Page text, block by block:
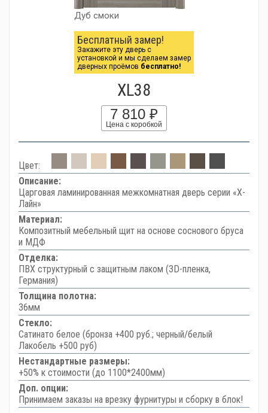
Дуб смоки
Бесплатный замер!
Закажите эту дверь с
установкой и мы сделаем замер
дверных проёмов бесплатно!
XL38
7 810 ₽
Цена с коробкой
Цвет:
Описание:
Царговая ламинированная межкомнатная дверь серии «Х-
Лайн»
Материал:
Композитный мебельный щит на основе соснового бруса
и МДФ
Отделка:
ПВХ структурный с защитным лаком (3D-пленка,
Германия)
Толщина полотна:
36мм
Стекло:
Сатинато белое (бронза +400 руб.; черный/белый
Лакобель +500 руб)
Нестандартные размеры:
+50% к стоимости (до 1100*2400мм)
Доп. опции:
Принимаем заказы на врезку фурнитуры и сборку в блок!